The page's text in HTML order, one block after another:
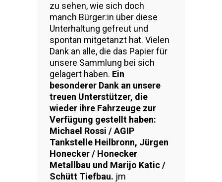
zu sehen, wie sich doch
manch Bürger:in über diese
Unterhaltung gefreut und
spontan mitgetanzt hat. Vielen
Dank an alle, die das Papier für
unsere Sammlung bei sich
gelagert haben. Ein
besonderer Dank an unsere
treuen Unterstützer, die
wieder ihre Fahrzeuge zur
Verfügung gestellt haben:
Michael Rossi / AGIP
Tankstelle Heilbronn, Jürgen
Honecker / Honecker
Metallbau und Marijo Katic /
Schütt Tiefbau. jm